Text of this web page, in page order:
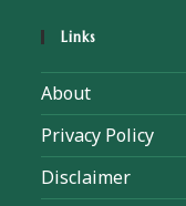
Links
About
Privacy Policy
Disclaimer